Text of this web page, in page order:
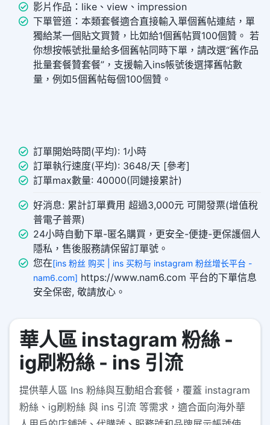
影片作品：like、view、impression
下單管道：本類套餐適合直接輸入單個舊帖連結，單
獨給某一個貼文買贊，比如給1個舊帖買100個贊。 若
你想按帳號批量給多個舊帖同時下單，請改選“舊作品
批量套餐贊套餐”，支援輸入ins帳號後選擇舊帖數
量，例如5個舊帖每個100個贊。
訂單開始時間(平均): 1小時
訂單執行速度(平均): 3648/天 [參考]
訂單max數量: 40000(同鏈接累計)
好消息: 累計訂單費用 超過3,000元 可開發票(增值稅
普電子普票)
24小時自動下單-匿名購買，更安全-便捷-更保護個人
隱私，售後服務請保留訂單號。
您在[ins 粉丝 购买 | ins 买粉与 instagram 粉丝增长平台 -
nam6.com] https://www.nam6.com 平台的下單信息
安全保密, 敬請放心。
華人區 instagram 粉絲 -
ig刷粉絲 - ins 引流
提供華人區 Ins 粉絲與互動組合套餐，覆蓋 instagram
粉絲、ig刷粉絲 與 ins 引流 等需求，適合面向海外華